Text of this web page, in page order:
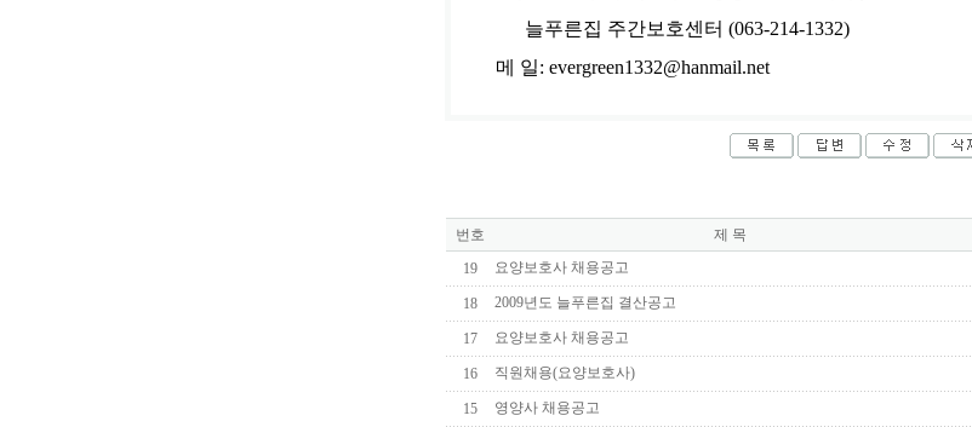
늘푸른집 주간보호센터 (063-214-1332)
메 일: evergreen1332@hanmail.net
번호
제 목
19
요양보호사 채용공고
18 2009년도 늘푸른집 결산공고
17 요양보호사 채용공고
16 직원채용(요양보호사)
15 영양사 채용공고